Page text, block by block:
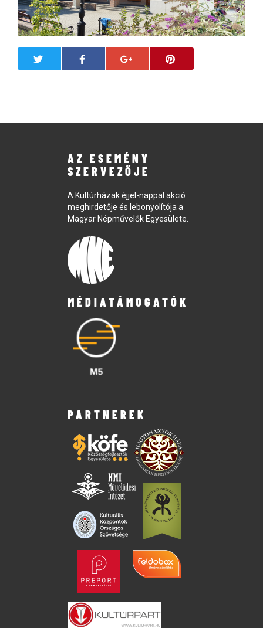
AZ ESEMÉNY
SZERVEZŐJE
A Kultúrházak éjjel-nappal akció
meghirdetője és lebonyolítója a
Magyar Népművelők Egyesülete.
MÉDIATÁMOGATÓK
PARTNEREK